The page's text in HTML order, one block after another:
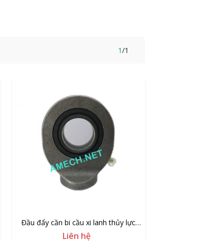
1/1
Đầu đẩy cần bi cầu xi lanh thủy lực
GK30
Liên hệ